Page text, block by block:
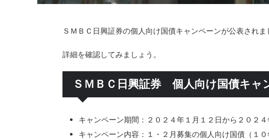
ＳＭＢＣ日興証券の個人向け国債キャンペーンが公表されま
詳細を確認してみましょう。
ＳＭＢＣ日興証券 個人向け国債キャ
キャンペーン期間：２０２４年１月１２日から２０２
キャンペーン内容：１・２月募集の個人向け国債（１